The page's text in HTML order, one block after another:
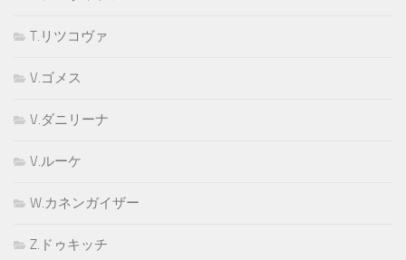
T.リツコヴァ
V.ゴメス
V.ダニリーナ
V.ルーケ
W.カネンガイザー
Z.ドゥキッチ